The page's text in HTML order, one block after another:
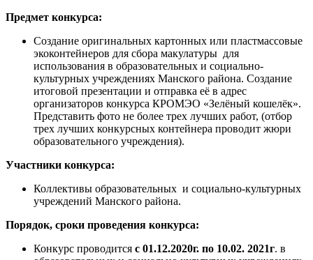
Предмет конкурса:
Создание оригинальных картонных или пластмассовые
экоконтейнеров для сбора макулатуры для
использования в образовательных и социально-
культурных учреждениях Манского района. Создание
итоговой презентации и отправка её в адрес
организаторов конкурса КРОМЭО «Зелёный кошелёк».
Представить фото не более трех лучших работ, (отбор
трех лучших конкурсных контейнера проводит жюри
образовательного учреждения).
Участники конкурса:
Коллективы образовательных и социально-культурных
учреждений Манского района.
Порядок, сроки проведения конкурса:
Конкурс проводится с 01.12.2020г. по 10.02. 2021г. в